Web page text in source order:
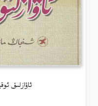
ئاۋازلىق